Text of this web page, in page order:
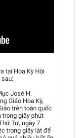
tại Hoa Kỳ Hội
sau:
José H.
Giáo Hoa Kỳ,
trên toàn quốc
trong giây phút
Tư, ngày 7
trong giây lát để